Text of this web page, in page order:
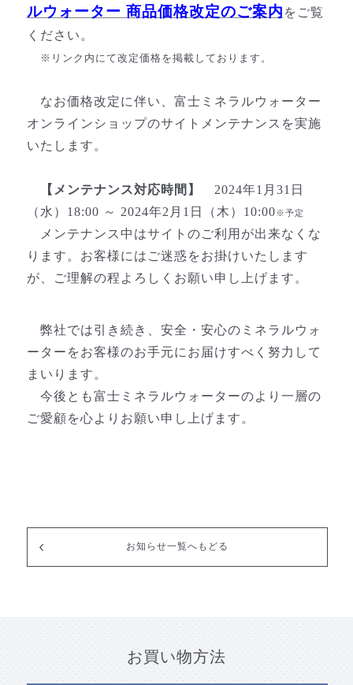
ルウォーター 商品価格改定のご案内 をご覧
ください。
※リンク内にて改定価格を掲載しております。
なお価格改定に伴い、富士ミネラルウォーター
オンラインショップのサイトメンテナンスを実施
いたします。
【メンテナンス対応時間】
2024年1月31日
（水）18:00 ～ 2024年2月1日（木）10:00※予定
メンテナンス中はサイトのご利用が出来なくな
ります。お客様にはご迷惑をお掛けいたします
が、ご理解の程よろしくお願い申し上げます。
弊社では引き続き、安全・安心のミネラルウォ
ーターをお客様のお手元にお届けすべく努力して
まいります。
今後とも富士ミネラルウォーターのより一層の
ご愛顧を心よりお願い申し上げます。
お知らせ一覧へもどる
お買い物方法